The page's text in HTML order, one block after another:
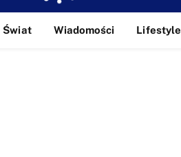
Świat Wiadomości Lifestyle